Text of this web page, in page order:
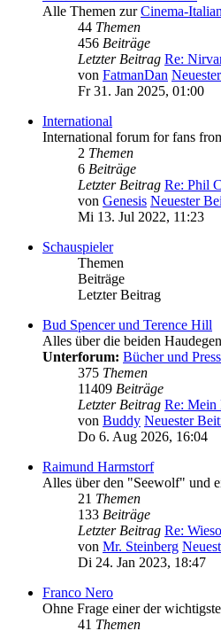
Alle Themen zurCinema-
44 Themen
456 Beiträge
Letzter Beitrag Re:
von FatmanDan
Fr 31. Jan 2025, 01:00
International
International forum for fans
2 Themen
6 Beiträge
Letzter Beitrag Re: Phil
von Genesis Neuester
Mi 13. Jul 2022, 11:23
Schauspieler
Themen
Beiträge
Letzter Beitrag
Bud Spencer und Terence Hill
Alles über die beiden
Unterforum: Bücher und
375 Themen
11409 Beiträge
Letzter Beitrag Re: Mein
von Buddy Neuester
Do 6. Aug 2026, 16:04
Raimund Harmstorf
Alles über den "Seewolf" und
21 Themen
133 Beiträge
Letzter Beitrag Re:
von Mr. Steinberg
Di 24. Jan 2023, 18:47
Franco Nero
Ohne Frage einer der
41 Themen